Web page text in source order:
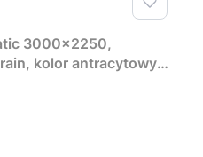
3000x2250,
kolor antracytowy